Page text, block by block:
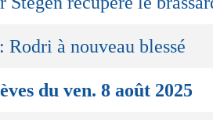
: Rodri à nouveau blessé
du ven. 8 août 2025